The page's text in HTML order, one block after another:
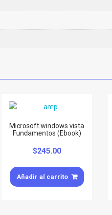
Microsoft windows vista
Fundamentos (Ebook)
$245.00
Añadir al carrito